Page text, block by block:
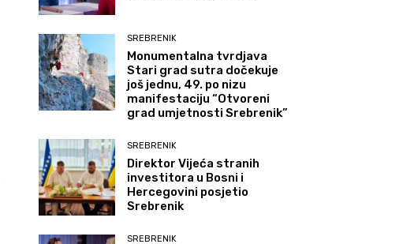
SREBRENIK
Monumentalna tvrdjava
Stari grad sutra dočekuje
još jednu, 49. po nizu
manifestaciju “Otvoreni
grad umjetnosti Srebrenik”
SREBRENIK
Direktor Vijeća stranih
investitora u Bosni i
Hercegovini posjetio
Srebrenik
SREBRENIK